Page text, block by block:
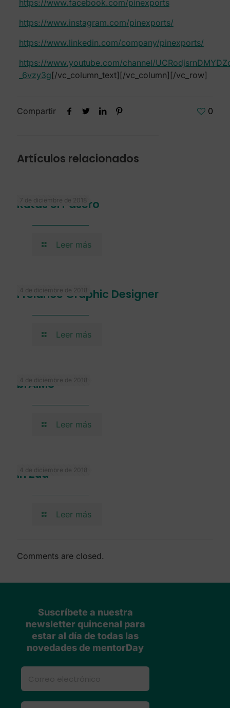
https://www.facebook.com/pinexports
https://www.instagram.com/pinexports/
https://www.linkedin.com/company/pinexports/
https://www.youtube.com/channel/
_6vzy3g[/vc_column_text][/vc_column][/vc_row]
Compartir 0
Artículos relacionados
7 de diciembre de 2018
Rutas el Pasero
Leer más
4 de diciembre de 2018
Frelance Graphic Designer
Leer más
4 de diciembre de 2018
brAIMS
Leer más
4 de diciembre de 2018
In Zúa
Leer más
Comments are closed.
Suscríbete a nuestra
newsletter quincenal para
estar al día de todas las
novedades de mentorDay